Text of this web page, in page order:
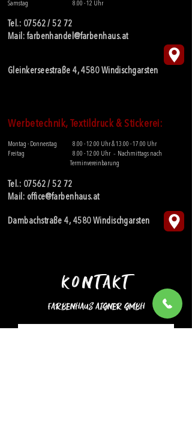
Samstag 8.00 - 12 Uhr
Tel.: 07562 / 52 72
Mail: farbenhandel@farbenhaus.at
Gleinkerseestraße 4, 4580 Windischgarsten
Werbetechnik, Textildruck & Stickerei:
Montag - Donnerstag 8.00 - 12.00 Uhr &13.00 - 17.00 Uhr
Freitag 8.00 - 12.00 Uhr - Nachmittags nach
Terminvereinbarung
Tel.: 07562 / 52 72
Mail: office@farbenhaus.at
Dambachstraße 4, 4580 Windischgarsten
KONTAKT
Farbenhaus Aigner GmbH